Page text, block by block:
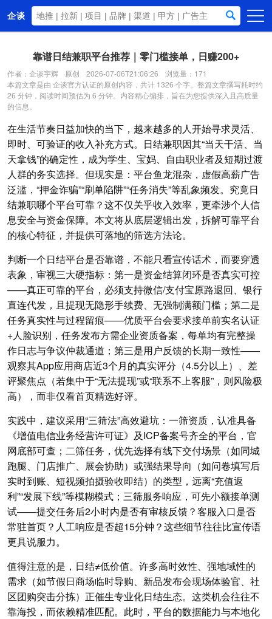
企谈
资讯动态
关于我们
靠谱日结兼职平台推荐｜零门槛接单，日赚200+
作者：企谈宇辉 原创 2026-07-06T21:06:26
浏览量：171
本篇文章是由 企谈官方认证的原创内容，共计 1326 个字。整篇文章撰写耗时约
26 分钟，阅读时间预估为 6 分钟。内容精心编排，旨在为您提供深入且高质量
的信息。
在生活节奏日益加快的当下，越来越多的人开始寻求灵活、
即时、可验证的收入补充方式。日结兼职因其“当天干活、当
天拿钱”的确定性，成为学生、宝妈、自由职业者及短期过渡
人群的务实选择。但现实是：平台鱼龙混杂，虚假高薪广告
泛滥，“押金诈骗”“刷单陷阱”“任务消失”等乱象频发。究竟日
结兼职哪个平台可靠？这不仅关乎收入效率，更牵涉个人信
息安全与资金保障。本文将从底层逻辑出发，拆解可靠平台
的核心特征，并提供可落地的筛选方法论。
判断一个日结平台是否靠谱，不能只看宣传话术，而要穿透
表象，审视三大硬指标：第一是资金结算闭环是否真实可控
——真正可靠的平台，必须支持微信/支付宝原路退回、银行
直连代发，且提现无隐形手续费、无强制满额门槛；第二是
任务真实性与过程留痕——优质平台会要求接单前实名认证
+人脸识别，任务发布方需企业资质备案，每单均有完整操
作日志与争议仲裁通道；第三是用户反馈的长期一致性——
观察其App应用商店近3个月的真实评分（4.5分以上）、差
评聚焦点（若集中于“无法提现”或“联系不上客服”，则风险极
高），而非仅看首页精选好评。
实践中，建议采用“三筛法”高效避坑：一筛资质，认准具备
《增值电信业务经营许可证》及ICP备案号齐全的平台，官
网底部可查；二筛任务，优先选择有线下交付场景（如同城
跑腿、门店推广、展会协助）或强结果导向（如问卷填写后
实时到账、短视频拍摄验收即结）的类型，远离“充值返
利”“发展下线”等模糊模式；三筛服务响应，可先小额接单测
试——提交任务后2小时内是否有审核反馈？客服入口是否
常驻首页？人工响应是否超15分钟？这些细节往往比宣传语
更具说服力。
值得注意的是，日结≠低价值。许多高时效性、强地域性的
需求（如节假日商场临时导购、新品发布会现场体验官、社
区团购突击分拣）正催生专业化日结生态。这类机会往往不
靠海投，而依赖精准匹配。此时，平台的数据能力与本地化